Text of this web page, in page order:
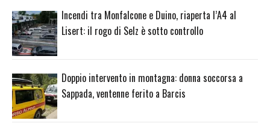
Incendi tra Monfalcone e Duino, riaperta l’A4 al
Lisert: il rogo di Selz è sotto controllo
Doppio intervento in montagna: donna soccorsa a
Sappada, ventenne ferito a Barcis